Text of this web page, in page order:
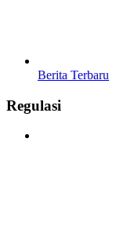
Berita Terbaru
Regulasi